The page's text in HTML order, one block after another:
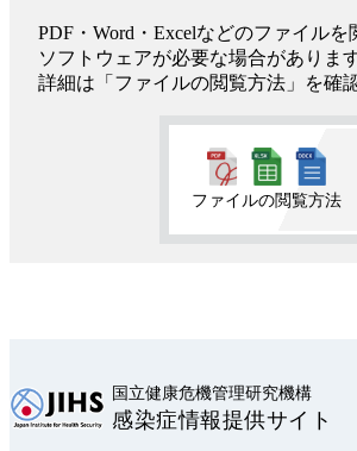
PDF・Word・Excelなどのファイルを
ソフトウェアが必要な場合があります
詳細は「ファイルの閲覧方法」を確
ファイルの閲覧方法
国立健康危機管理研究機構
感染症情報提供サイト